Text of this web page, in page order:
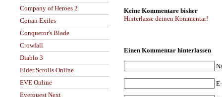
Company of Heroes 2
Conan Exiles
Conqueror's Blade
Crowfall
Diablo 3
Elder Scrolls Online
EVE Online
Everquest Next
Keine Kommentare bisher
Hinterlasse deinen Kommentar!
Einen Kommentar hinterlassen